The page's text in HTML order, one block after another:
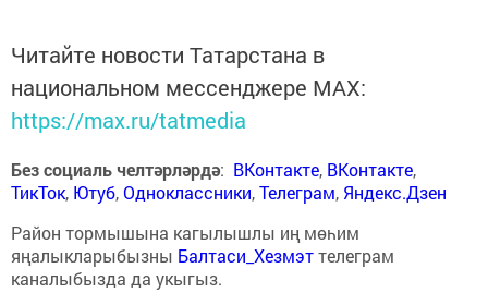
Читайте новости Татарстана в
национальном мессенджере MАХ:
https://max.ru/tatmedia
Без социаль челтәрләрдә: ВКонтакте, ВКонтакте,
ТикТок, Ютуб,Одноклассники,Телеграм, Яндекс.Дзен
Район тормышына кагылышлы иң мөһим
яңалыкларыбызны Балтаси_Хезмэттелеграм
каналыбызда да укыгыз.